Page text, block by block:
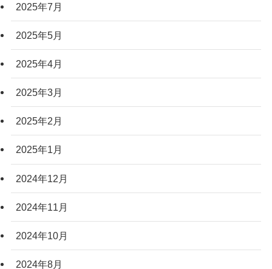
2025年7月
2025年5月
2025年4月
2025年3月
2025年2月
2025年1月
2024年12月
2024年11月
2024年10月
2024年8月